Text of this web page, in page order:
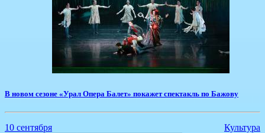
В новом сезоне «Урал Опера Балет» покажет спектакль по Бажову
10 сентября Культура